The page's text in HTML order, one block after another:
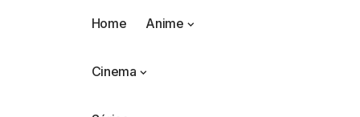
Home Anime
Cinema